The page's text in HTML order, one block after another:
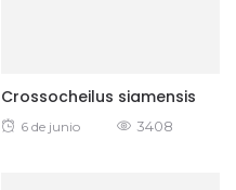
Crossocheilus siamensis
Posted
6 de junio 3408